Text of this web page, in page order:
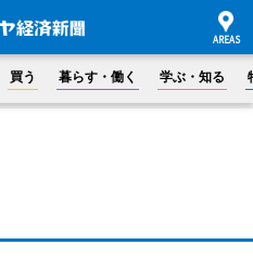
買う 暮らす・働く 学ぶ・知る